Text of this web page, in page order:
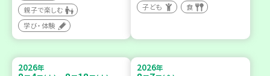
親子で楽しむ
学び・体験
子ども 食
2026年 2026年